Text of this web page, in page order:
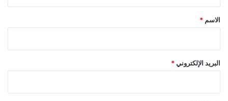
*
الاسم *
البريد الإلكتروني *